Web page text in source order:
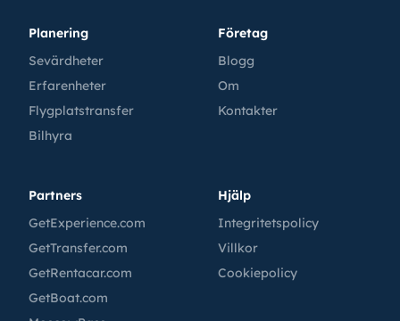
Planering
Sevärdheter
Erfarenheter
Flygplatstransfer
Bilhyra
Företag
Blogg
Om
Kontakter
Partners
GetExperience.com
GetTransfer.com
GetRentacar.com
GetBoat.com
Hjälp
Integritetspolicy
Villkor
Cookiepolicy